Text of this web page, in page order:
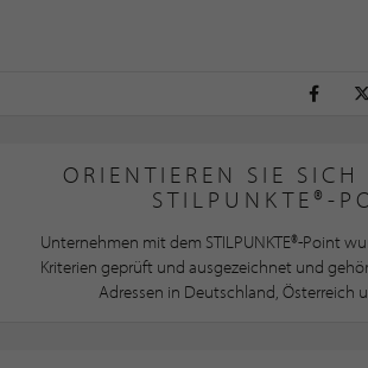
ORIENTIEREN SIE
STILPUNKTE®-
Unternehmen mit dem STILPUNKTE®-Point
Kriterien geprüft und ausgezeichnet und
Adressen in Deutschland, Österreich